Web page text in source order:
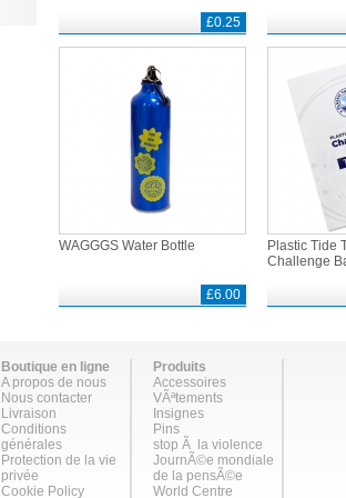
£0.25
WAGGGS Water Bottle
£6.00
Plastic Tide
Challenge
Boutique en ligne
A propos de nous
Nous contacter
Livraison
Conditions
générales
Protection de la vie
privée
Cookie Policy
Produits
Accessoires
VÃªtements
Insignes
Pins
stop Ã la violence
JournÃ©e mondiale
de la pensÃ©e
World Centre